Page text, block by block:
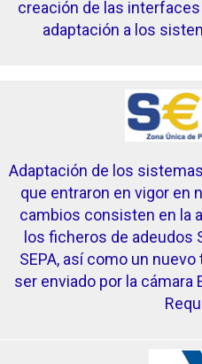
creación de las
adaptación a los
Adaptación de los
que entraron en vigor en
cambios consisten en la
los ficheros de adeudos
SEPA, así como un
ser enviado por la cámara